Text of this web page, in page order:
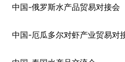
中国-俄罗斯水产品贸易对接会
中国-厄瓜多尔对虾产业贸易对